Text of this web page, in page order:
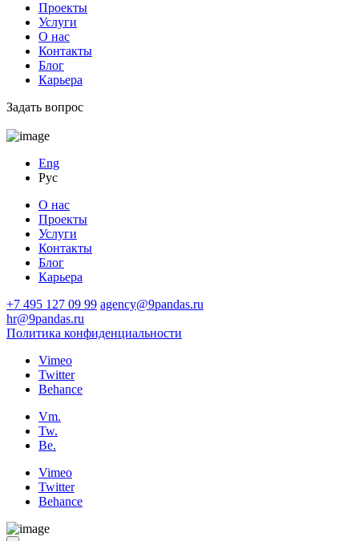
Проекты
Услуги
О нас
Контакты
Блог
Карьера
Задать вопрос
Eng
Рус
О нас
Проекты
Услуги
Контакты
Блог
Карьера
+7 495 127 09 99 agency@9pandas.ru
hr@9pandas.ru
Политика конфиденциальности
Vimeo
Twitter
Behance
Vm.
Tw.
Be.
Vimeo
Twitter
Behance